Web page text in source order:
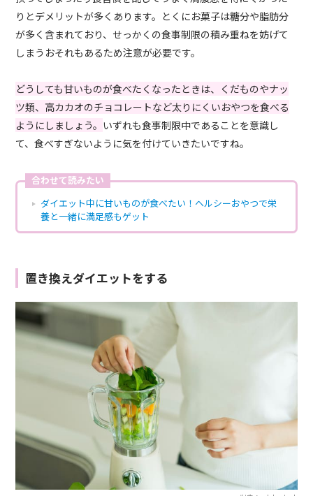
りとデメリットが多くあります。とくにお菓子は糖分や脂肪分
が多く含まれており、せっかくの食事制限の積み重ねを妨げて
しまうおそれもあるため注意が必要です。
どうしても甘いものが食べたくなったときは、くだものやナッ
ツ類、高カカオのチョコレートなど太りにくいおやつを食べる
ようにしましょう。 いずれも食事制限中であることを意識し
て、食べすぎないように気を付けていきたいですね。
合わせて読みたい
ダイエット中に甘いものが食べたい！ヘルシーおやつで栄
養と一緒に満足感もゲット
置き換えダイエットをする